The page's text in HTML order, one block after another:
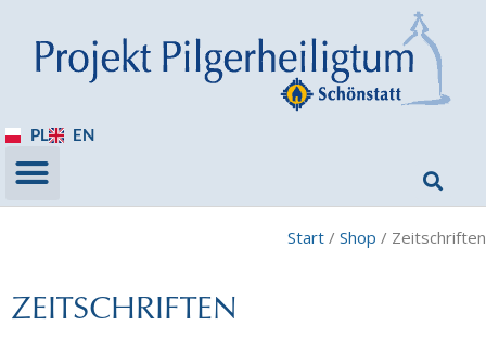
PL EN
Start / Shop / Zeitschriften
ZEITSCHRIFTEN